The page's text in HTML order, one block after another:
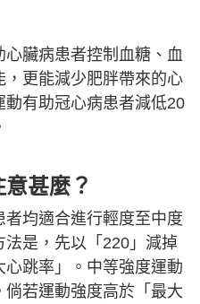
臟病患者控制血糖、血
更能減少肥胖帶來的心
有助冠心病患者減低20
甚麼？
均適合進行輕度至中度
法是，先以「220」減掉
心跳率」。中等強度運動
若運動強度高於「最大